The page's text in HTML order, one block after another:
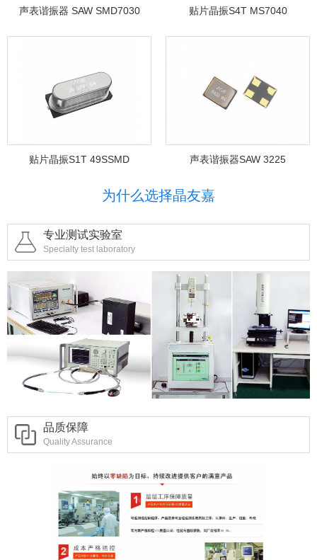
声表谐振器 SAW SMD7030 贴片晶振S4T MS7040
贴片晶振S1T 49SSMD 声表谐振器SAW 3225
为什么选择晶友嘉
专业测试实验室
Specialty test laboratory
品质保障
Quality Assurance